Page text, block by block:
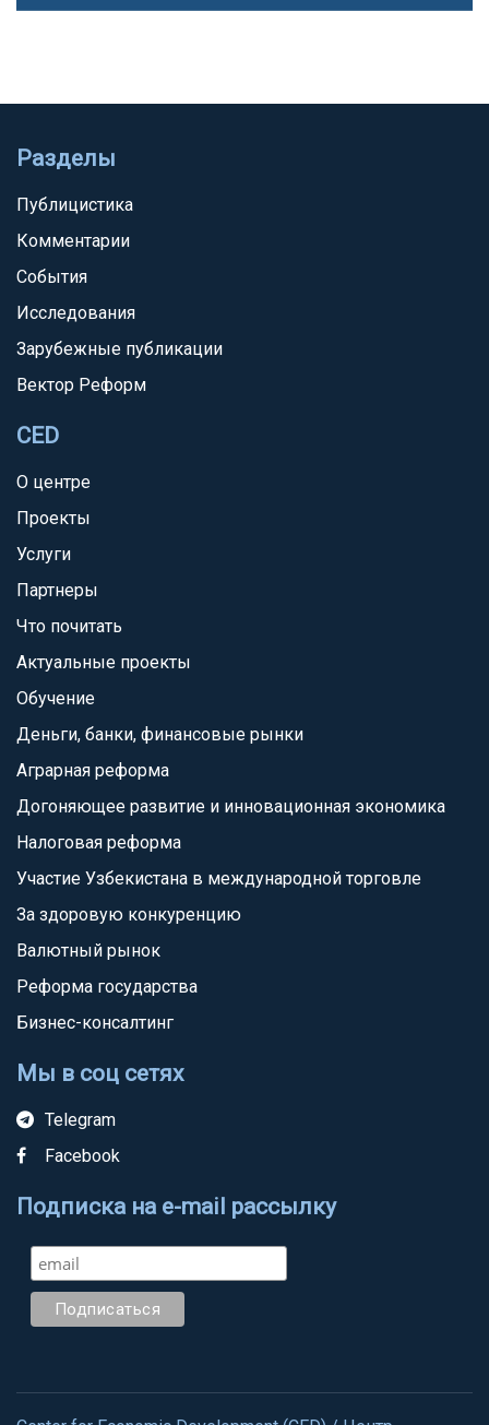
Разделы
Публицистика
Комментарии
События
Исследования
Зарубежные публикации
Вектор Реформ
CED
О центре
Проекты
Услуги
Партнеры
Что почитать
Актуальные проекты
Обучение
Деньги, банки, финансовые рынки
Аграрная реформа
Догоняющее развитие и инновационная экономика
Налоговая реформа
Участие Узбекистана в международной торговле
За здоровую конкуренцию
Валютный рынок
Реформа государства
Бизнес-консалтинг
Мы в соц сетях
Telegram
Facebook
Подписка на e-mail рассылку